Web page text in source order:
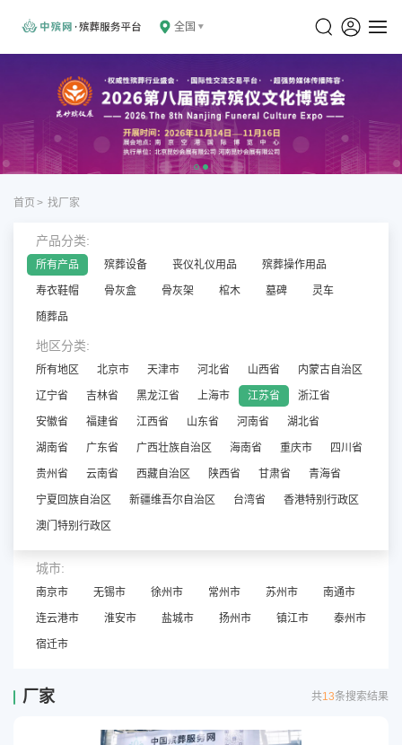
全国
首页 > 找厂家
产品分类:
所有产品 殡葬设备 丧仪礼仪用品 殡葬操作用品
寿衣鞋帽 骨灰盒 骨灰架 棺木 墓碑 灵车
随葬品
地区分类:
所有地区 北京市 天津市 河北省 山西省 内蒙古自治区
辽宁省 吉林省 黑龙江省 上海市 江苏省 浙江省
安徽省 福建省 江西省 山东省 河南省 湖北省
湖南省 广东省 广西壮族自治区 海南省 重庆市 四川省
贵州省 云南省 西藏自治区 陕西省 甘肃省 青海省
宁夏回族自治区 新疆维吾尔自治区 台湾省 香港特别行政区
澳门特别行政区
城市:
南京市 无锡市 徐州市 常州市 苏州市 南通市
连云港市 淮安市 盐城市 扬州市 镇江市 泰州市
宿迁市
厂家 共13条搜索结果